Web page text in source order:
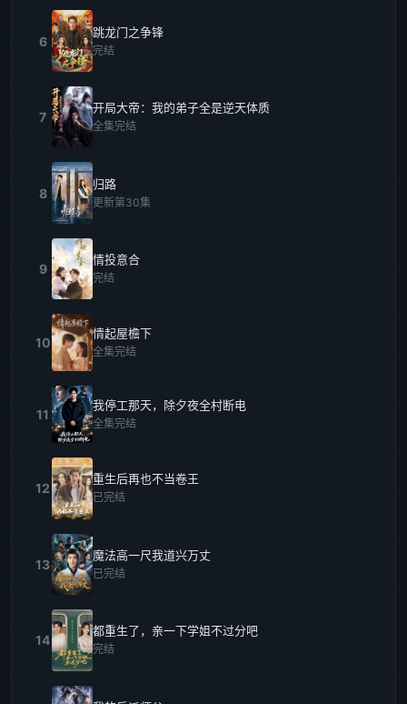
6
跳龙门之争锋
完结
7
开局大帝：我的弟子全是逆天体质
全集完结
8
归路
更新第30集
9
情投意合
完结
10
情起屋檐下
全集完结
11
我停工那天，除夕夜全村断电
全集完结
12
重生后再也不当卷王
已完结
13
魔法高一尺我道兴万丈
已完结
14
都重生了，亲一下学姐不过分吧
完结